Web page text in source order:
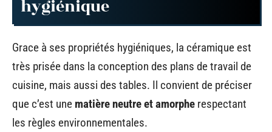
hygiénique
Grace à ses propriétés hygiéniques, la céramique est
très prisée dans la conception des plans de travail de
cuisine, mais aussi des tables. Il convient de préciser
que c’est une matière neutre et amorphe respectant
les règles environnementales.